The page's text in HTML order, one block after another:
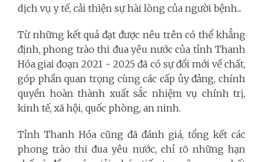
dịch vụ y tế, cải thiện sự hài lòng của người bệnh...
Từ những kết quả đạt được nêu trên có thể khẳng
định, phong trào thi đua yêu nước của tỉnh Thanh
Hóa giai đoạn 2021 - 2025 đã có sự đổi mới về chất,
góp phần quan trọng cùng các cấp ủy đảng, chính
quyền hoàn thành xuất sắc nhiệm vụ chính trị,
kinh tế, xã hội, quốc phòng, an ninh.
Tỉnh Thanh Hóa cũng đã đánh giá, tổng kết các
phong trào thi đua yêu nước, chỉ rõ những hạn